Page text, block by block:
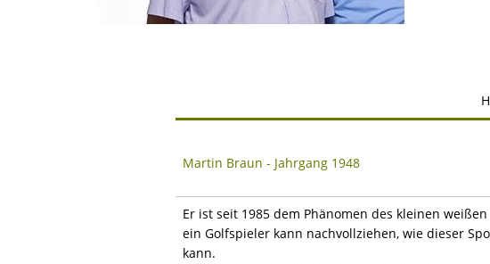
Martin Braun - Jahrgang 1948
Er ist seit 1985 dem Phänomen des kleinen
ein Golfspieler kann nachvollziehen, wie dieser
kann.